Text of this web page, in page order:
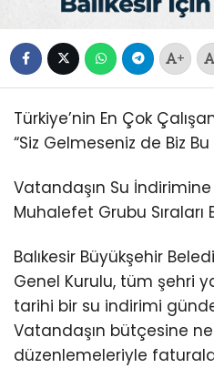
+
Türkiye’nin En Çok
“Siz Gelmeseniz de Biz
Vatandaşın Su
Muhalefet Grubu Sıraları
Balıkesir Büyükşehir
Genel Kurulu, tüm şehri
tarihi bir su indirimi
Vatandaşın bütçesine
düzenlemeleriyle